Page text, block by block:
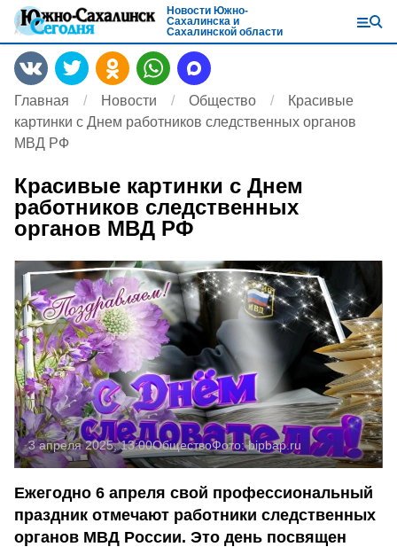
Новости Южно-
Сахалинска и
Сахалинской области
Главная Новости Общество
Красивые
картинки с Днем работников следственных органов
МВД РФ
Красивые картинки с Днем
работников следственных
органов МВД РФ
3 апреля 2025, 13:00ОбществоФото:bipbap.ru
Ежегодно 6 апреля свой профессиональный
праздник отмечают работники следственных
органов МВД России. Это день посвящен